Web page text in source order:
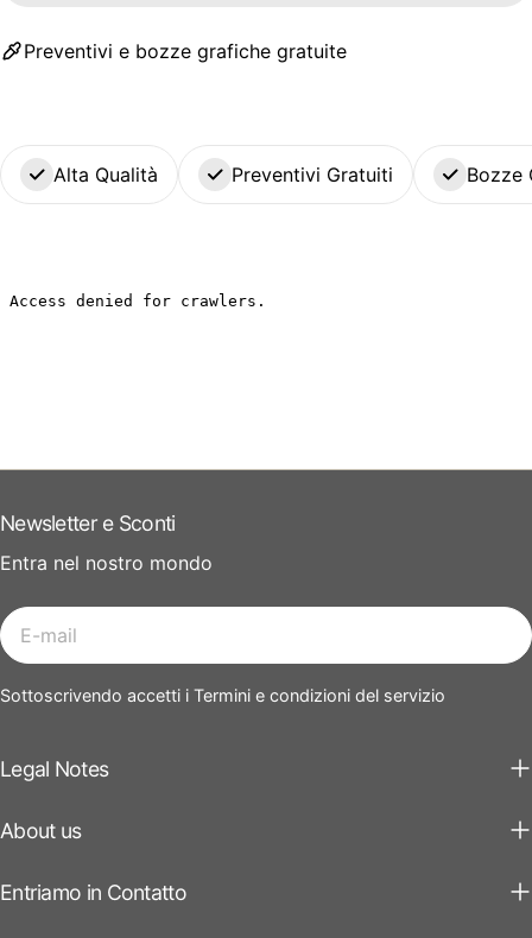
Preventivi e bozze grafiche gratuite
Alta Qualità Preventivi Gratuiti Bozze
Legal Notes
About us
Entriamo in Contatto
Newsletter e Sconti
Entra nel nostro mondo
E-
mail
Sottoscrivendo accetti i Termini e condizioni del servizio